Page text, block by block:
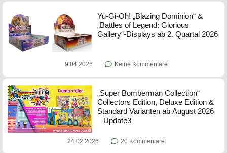
Yu-Gi-Oh! „Blazing Dominion“ &
„Battles of Legend: Glorious
Gallery“-Displays ab 2. Quartal 2026
9.04.2026 Keine Kommentare
„Super Bomberman Collection“
Collectors Edition, Deluxe Edition &
Standard Varianten ab August 2026
– Update3
24.02.2026 20 Kommentare